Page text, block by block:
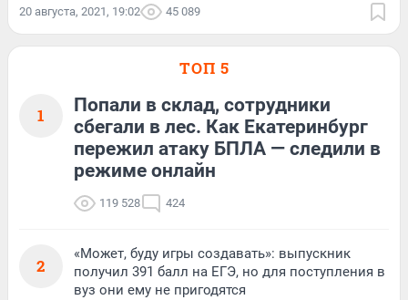
20 августа, 2021, 19:02 45 089
ТОП 5
1
Попали в склад, сотрудники
сбегали в лес. Как Екатеринбург
пережил атаку БПЛА — следили в
режиме онлайн
119 528 424
2
«Может, буду игры создавать»: выпускник
получил 391 балл на ЕГЭ, но для поступления в
вуз они ему не пригодятся